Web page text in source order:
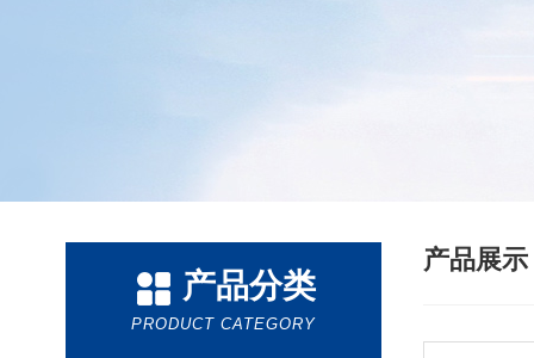
产品分类
PRODUCT CATEGORY
产品展示